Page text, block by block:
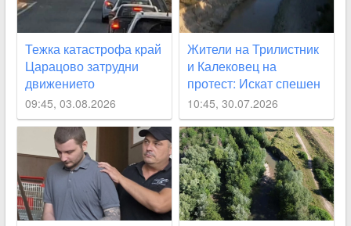
Тежка катастрофа край
Царацово затрудни
движението
09:45, 03.08.2026
Жители на Трилистник
и Калековец на
протест: Искат спешен
ремонт на дигите по
река Стряма
10:45, 30.07.2026